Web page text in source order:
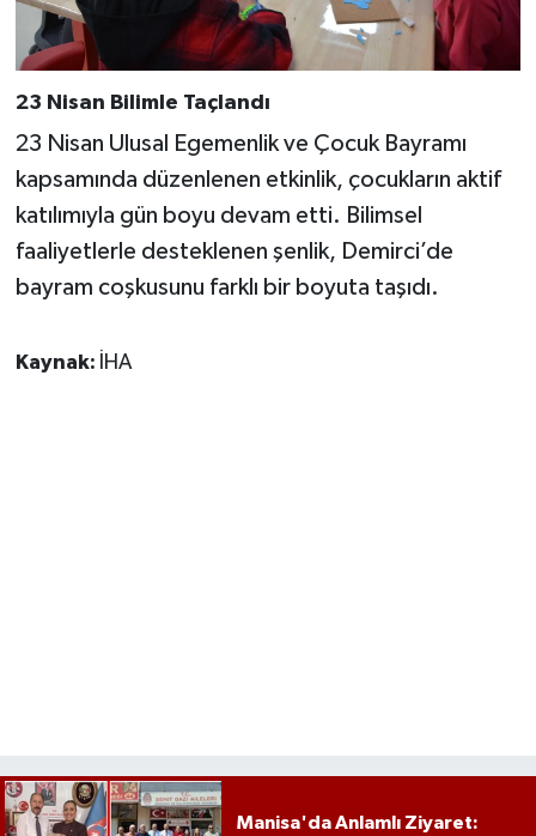
23 Nisan Bilimle Taçlandı
23 Nisan Ulusal Egemenlik ve Çocuk Bayramı
kapsamında düzenlenen etkinlik, çocukların aktif
katılımıyla gün boyu devam etti. Bilimsel
faaliyetlerle desteklenen şenlik, Demirci’de
bayram coşkusunu farklı bir boyuta taşıdı.
Kaynak: İHA
Manisa'da Anlamlı Ziyaret: